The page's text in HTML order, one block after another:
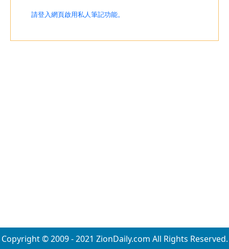
請登入網頁啟用私人筆記功能。
Copyright © 2009 - 2021 ZionDaily.com All Rights Reserved.